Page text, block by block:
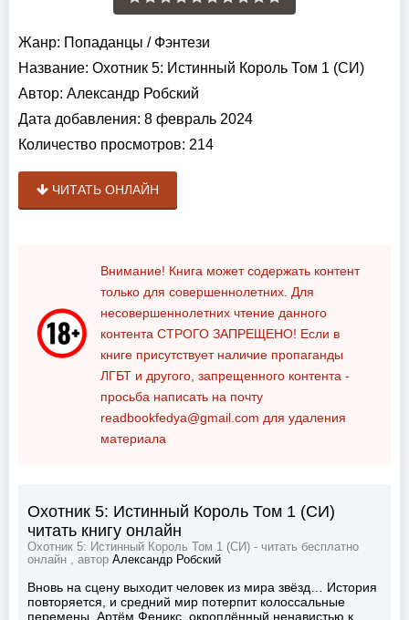
Жанр: Попаданцы / Фэнтези
Название: Охотник 5: Истинный Король Том 1 (СИ)
Автор: Александр Робский
Дата добавления: 8 февраль 2024
Количество просмотров: 214
ЧИТАТЬ ОНЛАЙН
Внимание! Книга может содержать контент
только для совершеннолетних. Для
несовершеннолетних чтение данного
контента СТРОГО ЗАПРЕЩЕНО! Если в
книге присутствует наличие пропаганды
ЛГБТ и другого, запрещенного контента -
просьба написать на почту
readbookfedya@gmail.com для удаления
материала
Охотник 5: Истинный Король Том 1 (СИ)
читать книгу онлайн
Охотник 5: Истинный Король Том 1 (СИ) - читать бесплатно
онлайн , автор Александр Робский
Вновь на сцену выходит человек из мира звёзд… История
повторяется, и средний мир потерпит колоссальные
перемены. Артём Феникс, окроплённый ненавистью к